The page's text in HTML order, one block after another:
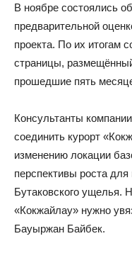
В ноябре состоялись
предварительной
проекта. По их итогам
страницы,
прошедшие пять
Консультанты
соединить курорт
изменению локации
перспективы роста
Бутаковского ущелья.
«Кокжайлау» нужно
Бауыржан Байбек.